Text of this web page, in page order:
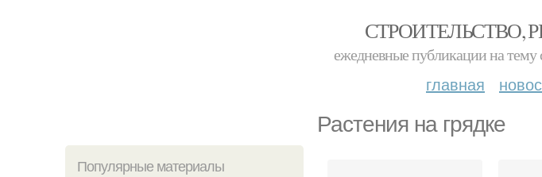
СТРОИТЕЛЬСТВО,
ежедневные публикации на тему
главная
Растения на грядке
Популярные материалы